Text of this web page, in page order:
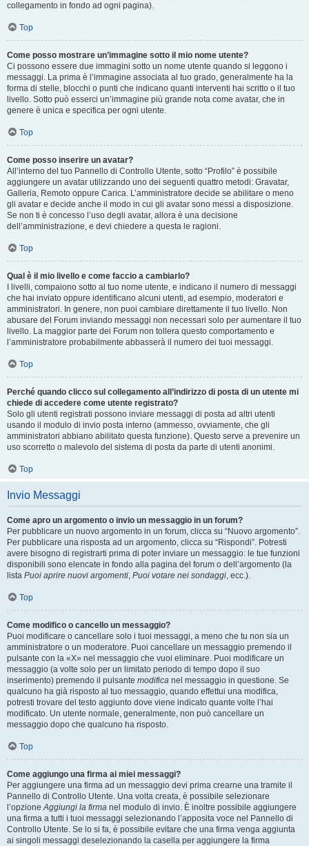
collegamento in fondo ad ogni pagina).
Top
Come posso mostrare un’immagine sotto il mio nome utente?
Ci possono essere due immagini sotto un nome utente quando si leggono i
messaggi. La prima è l’immagine associata al tuo grado, generalmente ha la
forma di stelle, blocchi o punti che indicano quanti interventi hai scritto o il tuo
livello. Sotto può esserci un’immagine più grande nota come avatar, che in
genere è unica e specifica per ogni utente.
Top
Come posso inserire un avatar?
All’interno del tuo Pannello di Controllo Utente, sotto “Profilo” è possibile
aggiungere un avatar utilizzando uno dei seguenti quattro metodi: Gravatar,
Galleria, Remoto oppure Carica. L’amministratore decide se abilitare o meno
gli avatar e decide anche il modo in cui gli avatar sono messi a disposizione.
Se non ti è concesso l’uso degli avatar, allora è una decisione
dell’amministrazione, e devi chiedere a questa le ragioni.
Top
Qual è il mio livello e come faccio a cambiarlo?
I livelli, compaiono sotto al tuo nome utente, e indicano il numero di messaggi
che hai inviato oppure identificano alcuni utenti, ad esempio, moderatori e
amministratori. In genere, non puoi cambiare direttamente il tuo livello. Non
abusare del Forum inviando messaggi non necessari solo per aumentare il tuo
livello. La maggior parte dei Forum non tollera questo comportamento e
l’amministratore probabilmente abbasserà il numero dei tuoi messaggi.
Top
Perché quando clicco sul collegamento all’indirizzo di posta di un utente mi
chiede di accedere come utente registrato?
Solo gli utenti registrati possono inviare messaggi di posta ad altri utenti
usando il modulo di invio posta interno (ammesso, ovviamente, che gli
amministratori abbiano abilitato questa funzione). Questo serve a prevenire un
uso scorretto o malevolo del sistema di posta da parte di utenti anonimi.
Top
Invio Messaggi
Come apro un argomento o invio un messaggio in un forum?
Per pubblicare un nuovo argomento in un forum, clicca su “Nuovo argomento”.
Per pubblicare una risposta ad un argomento, clicca su “Rispondi”. Potresti
avere bisogno di registrarti prima di poter inviare un messaggio: le tue funzioni
disponibili sono elencate in fondo alla pagina del forum o dell’argomento (la
lista Puoi aprire nuovi argomenti, Puoi votare nei sondaggi, ecc.).
Top
Come modifico o cancello un messaggio?
Puoi modificare o cancellare solo i tuoi messaggi, a meno che tu non sia un
amministratore o un moderatore. Puoi cancellare un messaggio premendo il
pulsante con la «X» nel messaggio che vuoi eliminare. Puoi modificare un
messaggio (a volte solo per un limitato periodo di tempo dopo il suo
inserimento) premendo il pulsante modifica nel messaggio in questione. Se
qualcuno ha già risposto al tuo messaggio, quando effettui una modifica,
potresti trovare del testo aggiunto dove viene indicato quante volte l’hai
modificato. Un utente normale, generalmente, non può cancellare un
messaggio dopo che qualcuno ha risposto.
Top
Come aggiungo una firma ai miei messaggi?
Per aggiungere una firma ad un messaggio devi prima crearne una tramite il
Pannello di Controllo Utente. Una volta creata, è possibile selezionare
l’opzioneAggiungi la firma nel modulo di invio. È inoltre possibile aggiungere
una firma a tutti i tuoi messaggi selezionando l’apposita voce nel Pannello di
Controllo Utente. Se lo si fa, è possibile evitare che una firma venga aggiunta
ai singoli messaggi deselezionando la casella per aggiungere la firma